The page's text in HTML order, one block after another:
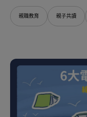
親職教育 親子共讀